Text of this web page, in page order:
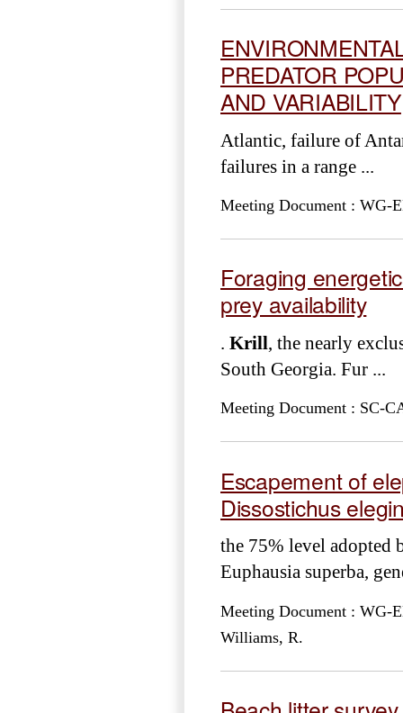
PREDATOR
AND VARIABILITY
Atlantic, failure of
failures in a range ...
Meeting Document : WG-
Foraging
prey availability
. Krill , the nearly
South Georgia. Fur ...
Meeting Document : SC-
Escapement of
Dissostichus
the 75% level adopted
Euphausia superba,
Meeting Document : WG-
Williams, R.